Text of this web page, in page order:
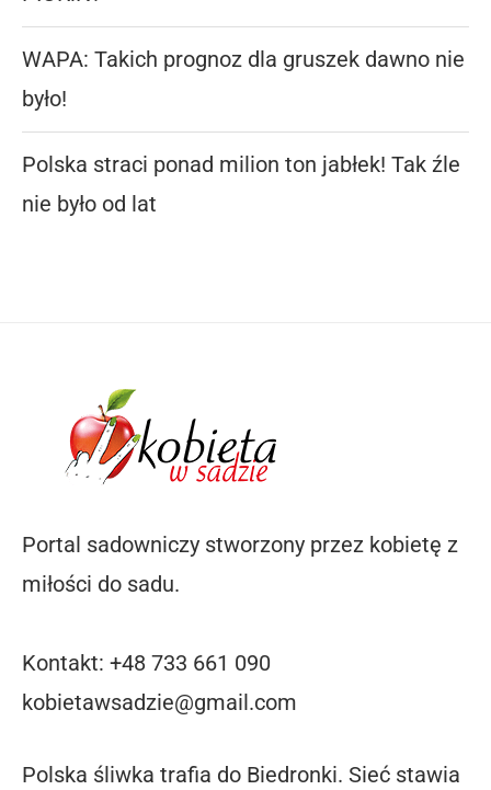
WAPA: Takich prognoz dla gruszek dawno nie
było!
Polska straci ponad milion ton jabłek! Tak źle
nie było od lat
Portal sadowniczy stworzony przez kobietę z
miłości do sadu.
Kontakt: +48 733 661 090
kobietawsadzie@gmail.com
Polska śliwka trafia do Biedronki. Sieć stawia